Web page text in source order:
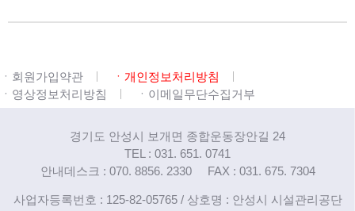
ㆍ회원가입약관
ㆍ개인정보처리방침
ㆍ영상정보처리방침
ㆍ이메일무단수집거부
경기도 안성시 보개면 종합운동장안길 24
TEL : 031. 651. 0741
안내데스크 : 070. 8856. 2330
FAX : 031. 675. 7304
사업자등록번호 : 125-82-05765 / 상호명 : 안성시 시설관리공단